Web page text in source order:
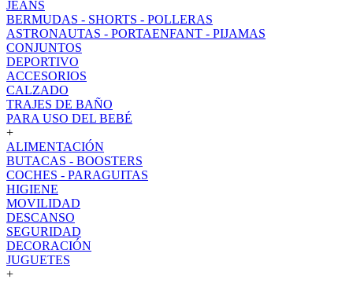
JEANS
BERMUDAS - SHORTS - POLLERAS
ASTRONAUTAS - PORTAENFANT - PIJAMAS
CONJUNTOS
DEPORTIVO
ACCESORIOS
CALZADO
TRAJES DE BAÑO
PARA USO DEL BEBÉ
+
ALIMENTACIÓN
BUTACAS - BOOSTERS
COCHES - PARAGUITAS
HIGIENE
MOVILIDAD
DESCANSO
SEGURIDAD
DECORACIÓN
JUGUETES
+